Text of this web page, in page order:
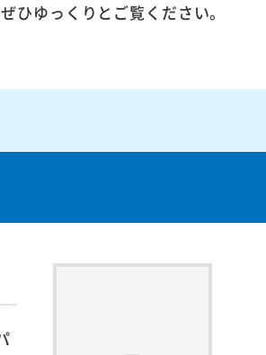
ゆっくりとご覧ください。